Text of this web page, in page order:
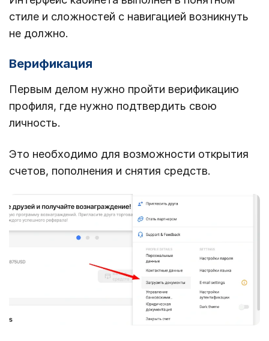
стиле и сложностей с навигацией возникнуть
не должно.
Верификация
Первым делом нужно пройти верификацию
профиля, где нужно подтвердить свою
личность.
Это необходимо для возможности открытия
счетов, пополнения и снятия средств.